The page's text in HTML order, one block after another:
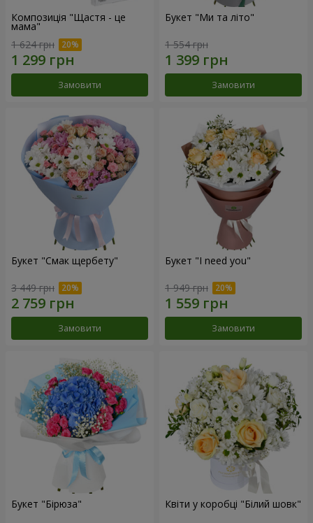
Композиція "Щастя - це
мама"
1 624 грн
Замовити
Букет "Ми та літо"
1 554 грн
Замовити
Букет "Смак щербету"
3 449 грн
Замовити
Букет "I need you"
1 949 грн
Замовити
Букет "Бірюза" Квіти у коробці "Білий шовк"